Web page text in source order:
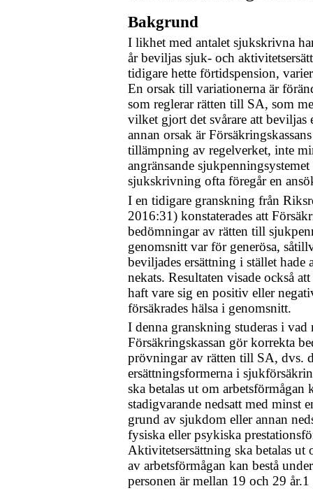
Bakgrund
I likhet med antalet sjukskrivna
år beviljas sjuk- och
tidigare hette förtidspension,
En orsak till variationerna är
som reglerar rätten till SA, som
vilket gjort det svårare att beviljas
annan orsak är
tillämpning av regelverket, inte
angränsande sjukpenningsystemet
sjukskrivning ofta föregår en
I en tidigare granskning från
2016:31) konstaterades att
bedömningar av rätten till
genomsnitt var för generösa,
beviljades ersättning i stället hade
nekats. Resultaten visade också
haft vare sig en positiv eller
försäkrades hälsa i genomsnitt.
I denna granskning studeras i vad
Försäkringskassan gör korrekta
prövningar av rätten till SA, dvs.
ersättningsformerna i
ska betalas ut om arbetsförmågan
stadigvarande nedsatt med minst
grund av sjukdom eller annan
fysiska eller psykiska
Aktivitetsersättning ska betalas ut
av arbetsförmågan kan bestå
personen är mellan 19 och 29 år.1